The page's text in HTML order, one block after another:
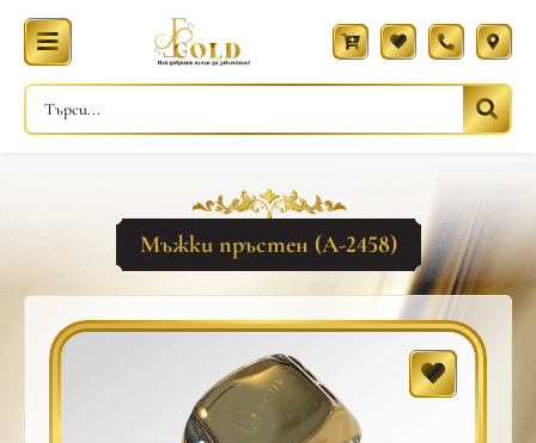
Мъжки пръстен (A-2458)